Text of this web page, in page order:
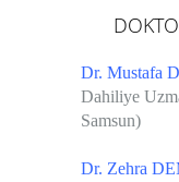
Dr. Mustafa
Dahiliye
Samsun)
Dr. Zehra